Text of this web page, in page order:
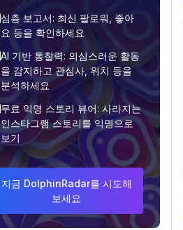
심층 보고서: 최신 팔로워, 좋아
요 등을 확인하세요
AI 기반 통찰력: 의심스러운 활동
을 감지하고 관심사, 위치 등을
분석하세요
무료 익명 스토리 뷰어: 사라지는
인스타그램 스토리를 익명으로
보기
지금 DolphinRadar를 시도해
보세요